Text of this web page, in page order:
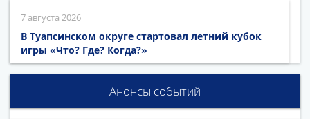
7 августа 2026
В Туапсинском округе стартовал летний кубок
игры «Что? Где? Когда?»
Анонсы событий